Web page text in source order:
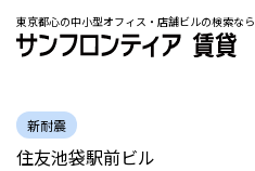
東京都心の中小型オフィス・店舗ビルの検索なら
新耐震
住友池袋駅前ビル